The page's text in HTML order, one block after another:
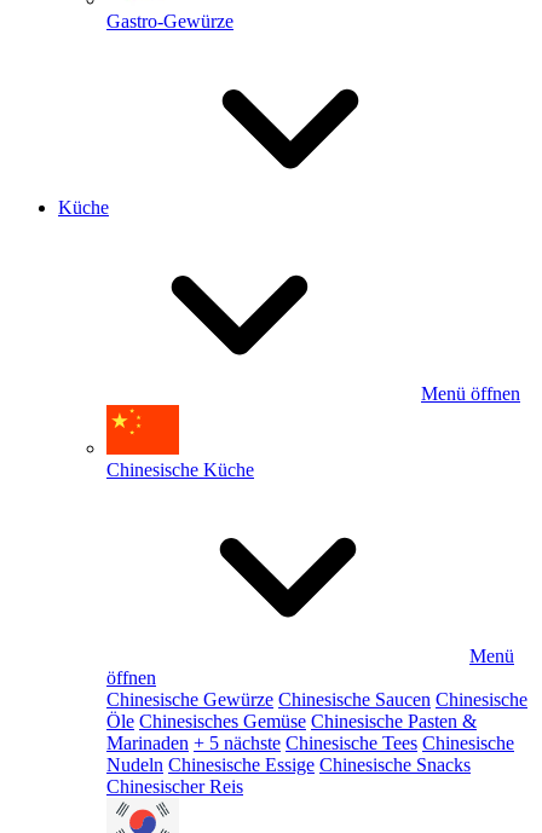
Gastro-Gewürze
Küche
Menü öffnen
Chinesische Küche
Menü
öffnen
Chinesische Gewürze Chinesische Saucen Chinesische
Öle Chinesisches Gemüse Chinesische Pasten &
Marinaden + 5 nächste Chinesische Tees Chinesische
Nudeln Chinesische Essige Chinesische Snacks
Chinesischer Reis